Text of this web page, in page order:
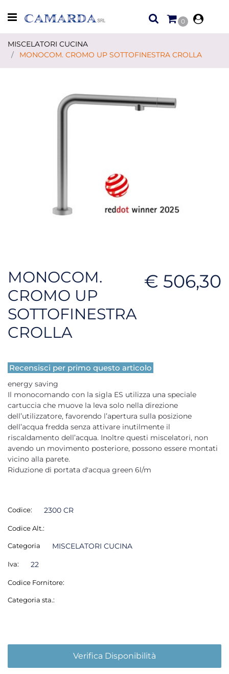
Open menu
0
MISCELATORI CUCINA
MONOCOM. CROMO UP SOTTOFINESTRA CROLLA
MONOCOM.
CROMO UP
SOTTOFINESTRA
CROLLA
€ 506,30
Recensisci per primo questo articolo
energy saving
Il monocomando con la sigla ES utilizza una speciale
cartuccia che muove la leva solo nella direzione
dell’utilizzatore, favorendo l’apertura sulla posizione
dell’acqua fredda senza attivare inutilmente il
riscaldamento dell’acqua. Inoltre questi miscelatori, non
avendo un movimento posteriore, possono essere montati
vicino alla parete.
Riduzione di portata d'acqua green 6l/m
Codice: 2300 CR
Codice Alt.:
Categoria MISCELATORI CUCINA
Iva: 22
Codice Fornitore:
Categoria sta.:
Verifica Disponibilità